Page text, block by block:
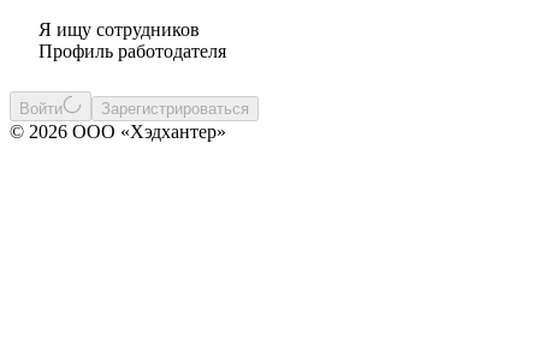
Я ищу сотрудников
Профиль работодателя
Войти Зарегистрироваться
© 2026 ООО «Хэдхантер»